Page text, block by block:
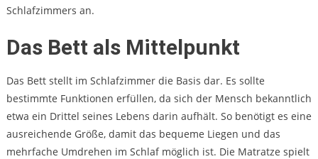
Schlafzimmers an.
Das Bett als Mittelpunkt
Das Bett stellt im Schlafzimmer die Basis dar. Es sollte
bestimmte Funktionen erfüllen, da sich der Mensch bekanntlich
etwa ein Drittel seines Lebens darin aufhält. So benötigt es eine
ausreichende Größe, damit das bequeme Liegen und das
mehrfache Umdrehen im Schlaf möglich ist. Die Matratze spielt